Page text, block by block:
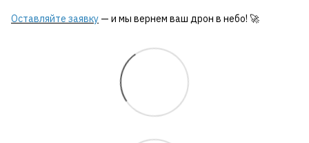
Оставляйте заявку — и мы вернем ваш дрон в небо! 🚀